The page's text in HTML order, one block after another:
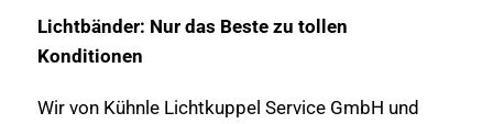
Lichtbänder: Nur das Beste zu tollen
Konditionen
Wir von Kühnle Lichtkuppel Service GmbH und